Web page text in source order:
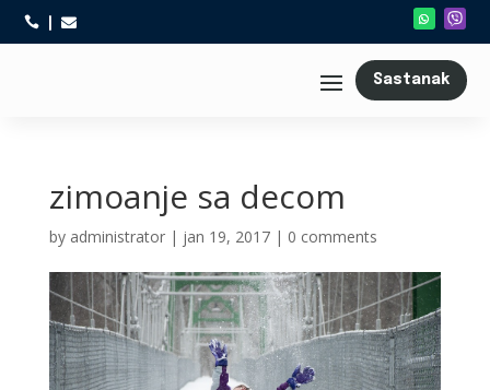
 
Sastanak
zimoanje sa decom
by administrator| jan 19, 2017| 0 comments